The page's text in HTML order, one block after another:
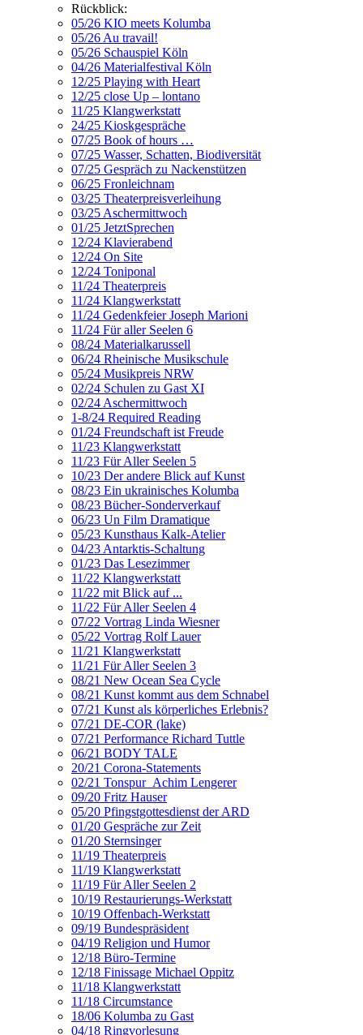
Rückblick:
05/26 KIO meets Kolumba
05/26 Au travail!
05/26 Schauspiel Köln
04/26 Materialfestival Köln
12/25 Playing with Heart
12/25 close Up – lontano
11/25 Klangwerkstatt
24/25 Kioskgespräche
07/25 Book of hours …
07/25 Wasser, Schatten, Biodiversität
07/25 Gespräch zu Nackenstützen
06/25 Fronleichnam
03/25 Theaterpreisverleihung
03/25 Aschermittwoch
01/25 JetztSprechen
12/24 Klavierabend
12/24 On Site
12/24 Toniponal
11/24 Theaterpreis
11/24 Klangwerkstatt
11/24 Gedenkfeier Joseph Marioni
11/24 Für aller Seelen 6
08/24 Materialkarussell
06/24 Rheinische Musikschule
05/24 Musikpreis NRW
02/24 Schulen zu Gast XI
02/24 Aschermittwoch
1-8/24 Required Reading
01/24 Freundschaft ist Freude
11/23 Klangwerkstatt
11/23 Für Aller Seelen 5
10/23 Der andere Blick auf Kunst
08/23 Ein ukrainisches Kolumba
08/23 Bücher-Sonderverkauf
06/23 Un Film Dramatique
05/23 Kunsthaus Kalk-Atelier
04/23 Antarktis-Schaltung
01/23 Das Lesezimmer
11/22 Klangwerkstatt
11/22 mit Blick auf ...
11/22 Für Aller Seelen 4
07/22 Vortrag Linda Wiesner
05/22 Vortrag Rolf Lauer
11/21 Klangwerkstatt
11/21 Für Aller Seelen 3
08/21 New Ocean Sea Cycle
08/21 Kunst kommt aus dem Schnabel
07/21 Kunst als körperliches Erlebnis?
07/21 DE-COR (lake)
07/21 Performance Richard Tuttle
06/21 BODY TALE
20/21 Corona-Statements
02/21 Tonspur_Achim Lengerer
09/20 Fritz Hauser
05/20 Pfingstgottesdienst der ARD
01/20 Gespräche zur Zeit
01/20 Sternsinger
11/19 Theaterpreis
11/19 Klangwerkstatt
11/19 Für Aller Seelen 2
10/19 Restaurierungs-Werkstatt
10/19 Offenbach-Werkstatt
09/19 Bundespräsident
04/19 Religion und Humor
12/18 Büro-Termine
12/18 Finissage Michael Oppitz
11/18 Klangwerkstatt
11/18 Circumstance
18/06 Kolumba zu Gast
04/18 Ringvorlesung